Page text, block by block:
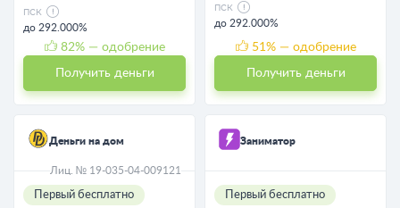
ПСК
до 292.000%
82% — одобрение
Получить деньги
ПСК
до 292.000%
51 % — одобрение
Получить деньги
Деньги на дом
Лиц. № 19-035-04-009121
Первый бесплатно
Заниматор
Первый бесплатно